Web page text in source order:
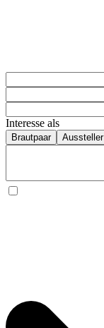
Interesse als
Brautpaar Aussteller